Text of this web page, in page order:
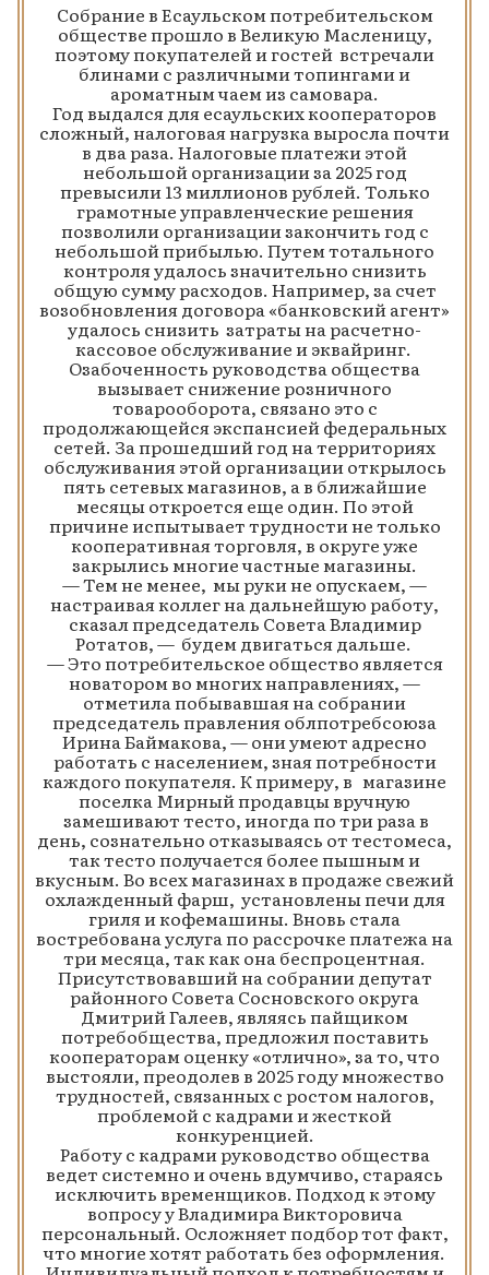
Собрание в Есаульском потребительском
обществе прошло в Великую Масленицу,
поэтому покупателей и гостей встречали
блинами с различными топингами и
ароматным чаем из самовара.
Год выдался для есаульских кооператоров
сложный, налоговая нагрузка выросла почти
в два раза. Налоговые платежи этой
небольшой организации за 2025 год
превысили 13 миллионов рублей. Только
грамотные управленческие решения
позволили организации закончить год с
небольшой прибылью. Путем тотального
контроля удалось значительно снизить
общую сумму расходов. Например, за счет
возобновления договора «банковский агент»
удалось снизить затраты на расчетно-
кассовое обслуживание и эквайринг.
Озабоченность руководства общества
вызывает снижение розничного
товарооборота, связано это с
продолжающейся экспансией федеральных
сетей. За прошедший год на территориях
обслуживания этой организации открылось
пять сетевых магазинов, а в ближайшие
месяцы откроется еще один. По этой
причине испытывает трудности не только
кооперативная торговля, в округе уже
закрылись многие частные магазины.
— Тем не менее, мы руки не опускаем, —
настраивая коллег на дальнейшую работу,
сказал председатель Совета Владимир
Ротатов, — будем двигаться дальше.
— Это потребительское общество является
новатором во многих направлениях, —
отметила побывавшая на собрании
председатель правления облпотребсоюза
Ирина Баймакова, — они умеют адресно
работать с населением, зная потребности
каждого покупателя. К примеру, в магазине
поселка Мирный продавцы вручную
замешивают тесто, иногда по три раза в
день, сознательно отказываясь от тестомеса,
так тесто получается более пышным и
вкусным. Во всех магазинах в продаже свежий
охлажденный фарш, установлены печи для
гриля и кофемашины. Вновь стала
востребована услуга по рассрочке платежа на
три месяца, так как она беспроцентная.
Присутствовавший на собрании депутат
районного Совета Сосновского округа
Дмитрий Галеев, являясь пайщиком
потребобщества, предложил поставить
кооператорам оценку «отлично», за то, что
выстояли, преодолев в 2025 году множество
трудностей, связанных с ростом налогов,
проблемой с кадрами и жесткой
конкуренцией.
Работу с кадрами руководство общества
ведет системно и очень вдумчиво, стараясь
исключить временщиков. Подход к этому
вопросу у Владимира Викторовича
персональный. Осложняет подбор тот факт,
что многие хотят работать без оформления.